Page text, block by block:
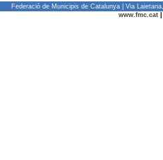
Federació de Municipis de Catalunya | Via
www.fmc.cat